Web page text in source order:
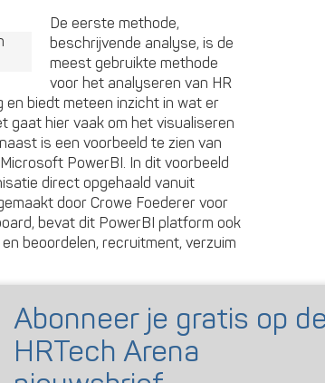
De eerste methode,
beschrijvende analyse, is de
meest gebruikte methode
voor het analyseren van HR
en biedt meteen inzicht in wat er
gaat hier vaak om het visualiseren
is een voorbeeld te zien van
PowerBI. In dit voorbeeld
direct opgehaald vanuit
door Crowe Foederer voor
bevat dit PowerBI platform ook
beoordelen, recruitment, verzuim
voordelen met zich mee,
inzicht in HR processen en hun
genomen op basis van feiten